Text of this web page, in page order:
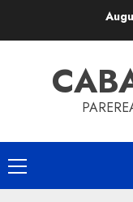
Primary
Menu